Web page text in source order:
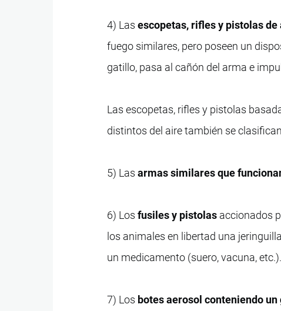
4) Lasescopetas, rifles y pistolas
fuego similares, pero poseen un
gatillo, pasa al cañón del arma e
Las escopetas, rifles y pistolas
distintos del aire también se
5) Lasarmas similares que
6) Losfusiles y pistolas accionados
los animales en libertad una
un medicamento (suero, vacuna, etc.).
7) Los botes aerosol conteniendo